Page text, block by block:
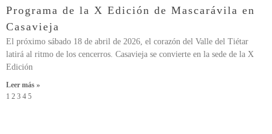
Programa de la X Edición de Mascarávila en
Casavieja
El próximo sábado 18 de abril de 2026, el corazón del Valle del Tiétar
latirá al ritmo de los cencerros. Casavieja se convierte en la sede de la X
Edición
Leer más »
1 2 3 4 5